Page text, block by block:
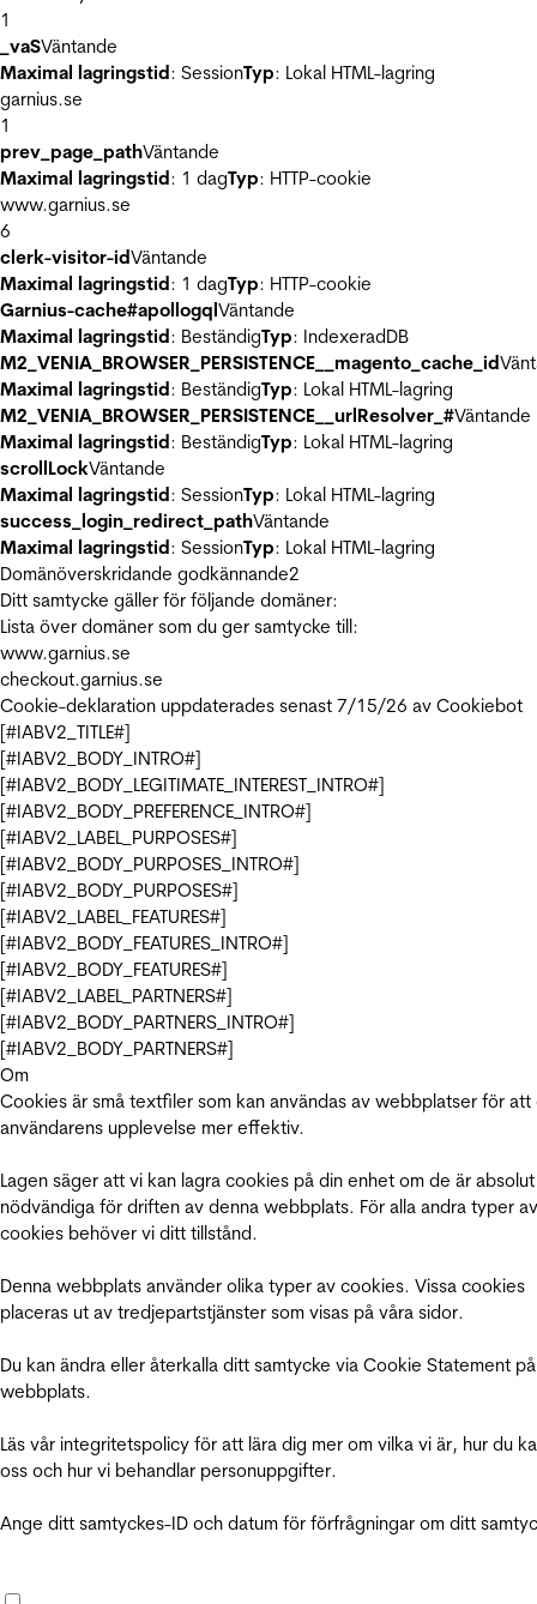
1
_vaSVäntande
Maximal lagringstid: SessionTyp: Lokal HTML-lagring
garnius.se
1
prev_page_pathVäntande
Maximal lagringstid: 1 dagTyp: HTTP-cookie
www.garnius.se
6
clerk-visitor-idVäntande
Maximal lagringstid: 1 dagTyp: HTTP-cookie
Garnius-cache#apollogqlVäntande
Maximal lagringstid: BeständigTyp: IndexeradDB
M2_VENIA_BROWSER_PERSISTENCE__magento_cache_id
Maximal lagringstid: BeständigTyp: Lokal HTML-lagring
M2_VENIA_BROWSER_PERSISTENCE__urlResolver_#Väntande
Maximal lagringstid: BeständigTyp: Lokal HTML-lagring
scrollLockVäntande
Maximal lagringstid: SessionTyp: Lokal HTML-lagring
success_login_redirect_pathVäntande
Maximal lagringstid: SessionTyp: Lokal HTML-lagring
Domänöverskridande godkännande2
Ditt samtycke gäller för följande domäner:
Lista över domäner som du ger samtycke till:
www.garnius.se
checkout.garnius.se
Cookie-deklaration uppdaterades senast 7/15/26 av Cookiebot
[#IABV2_TITLE#]
[#IABV2_BODY_INTRO#]
[#IABV2_BODY_LEGITIMATE_INTEREST_INTRO#]
[#IABV2_BODY_PREFERENCE_INTRO#]
[#IABV2_LABEL_PURPOSES#]
[#IABV2_BODY_PURPOSES_INTRO#]
[#IABV2_BODY_PURPOSES#]
[#IABV2_LABEL_FEATURES#]
[#IABV2_BODY_FEATURES_INTRO#]
[#IABV2_BODY_FEATURES#]
[#IABV2_LABEL_PARTNERS#]
[#IABV2_BODY_PARTNERS_INTRO#]
[#IABV2_BODY_PARTNERS#]
Om
Cookies är små textfiler som kan användas av webbplatser för att
användarens upplevelse mer effektiv.
Lagen säger att vi kan lagra cookies på din enhet om de är absolut
nödvändiga för driften av denna webbplats. För alla andra typer av
cookies behöver vi ditt tillstånd.
Denna webbplats använder olika typer av cookies. Vissa cookies
placeras ut av tredjepartstjänster som visas på våra sidor.
Du kan ändra eller återkalla ditt samtycke via Cookie Statement
webbplats.
Läs vår integritetspolicy för att lära dig mer om vilka vi är, hur du
oss och hur vi behandlar personuppgifter.
Ange ditt samtyckes-ID och datum för förfrågningar om ditt